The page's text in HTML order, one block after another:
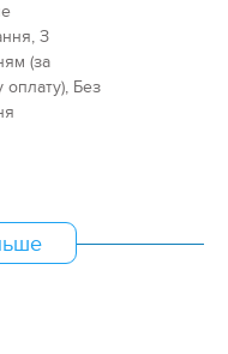
З
(за
оплату), Без